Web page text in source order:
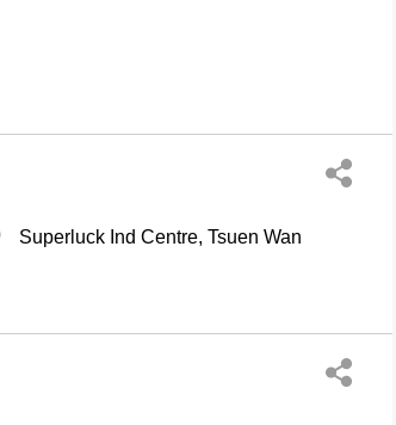
Superluck Ind Centre, Tsuen Wan